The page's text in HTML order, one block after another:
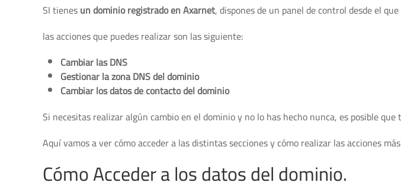
SI tienesun dominio registrado en Axarnet, dispones de un panel de control desde el
las acciones que puedes realizar son las siguiente:
Cambiar las DNS
Gestionar la zona DNS del dominio
Cambiar los datos de contacto del dominio
Si necesitas realizar algún cambio en el dominio y no lo has hecho nunca, es posible que
Aquí vamos a ver cómo acceder a las distintas secciones y cómo realizar las acciones
Cómo Acceder a los datos del dominio.